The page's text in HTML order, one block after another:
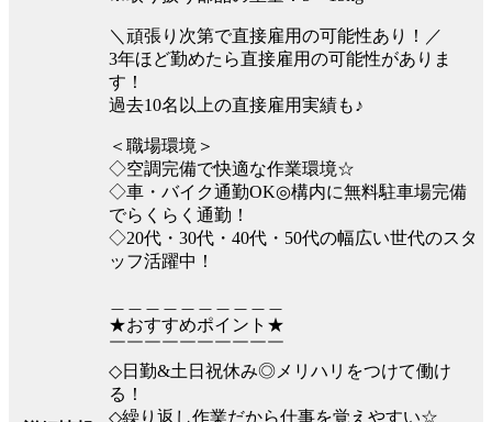
＼頑張り次第で直接雇用の可能性あり！／
3年ほど勤めたら直接雇用の可能性がありま
す！
過去10名以上の直接雇用実績も♪
＜職場環境＞
◇空調完備で快適な作業環境☆
◇車・バイク通勤OK◎構内に無料駐車場完備
でらくらく通勤！
◇20代・30代・40代・50代の幅広い世代のスタ
ッフ活躍中！
★おすすめポイント★
￣￣￣￣￣￣￣￣￣￣
◇日勤&土日祝休み◎メリハリをつけて働け
る！
◇繰り返し作業だから仕事を覚えやすい☆